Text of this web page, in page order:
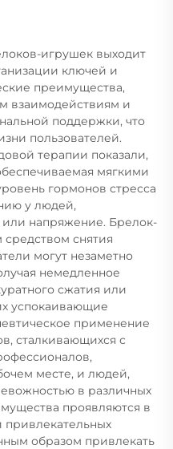
игрушек выходит
ключей и
преимущества,
взаимодействиям и
поддержки, что
пользователей.
терапии показали,
мягкими
гормонов стресса
у людей,
напряжение. Брелок-
снятия
могут незаметно
немедленное
сжатия или
успокаивающие
применение
сталкивающихся с
месте, и людей,
в различных
проявляются в
привлекательных
образом привлекать